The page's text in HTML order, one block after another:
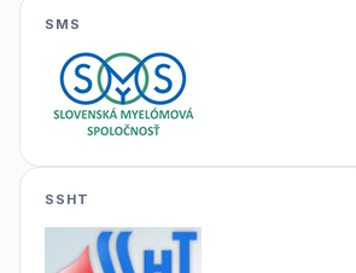
SMS
SSHT